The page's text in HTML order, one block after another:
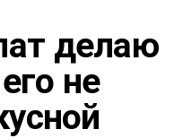
делаю
не